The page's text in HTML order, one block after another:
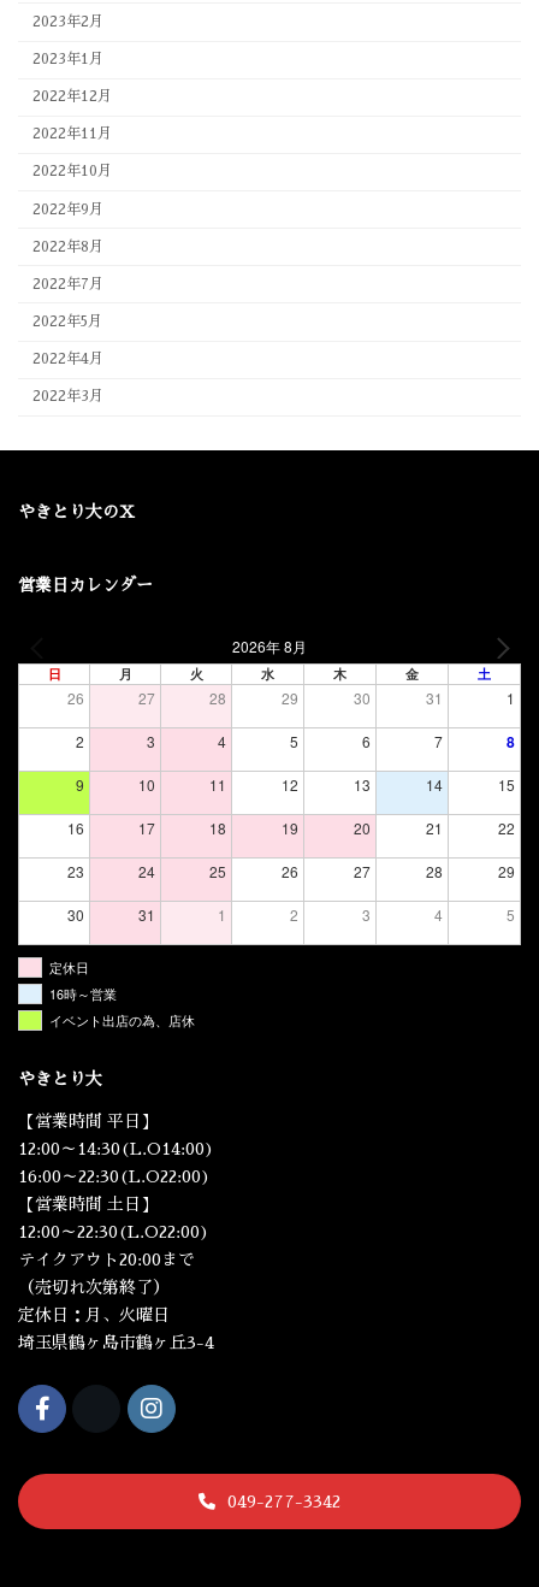
2023年2月
2023年1月
2022年12月
2022年11月
2022年10月
2022年9月
2022年8月
2022年7月
2022年5月
2022年4月
2022年3月
やきとり大のX
営業日カレンダー
2026年 8月
日 月 火 水 木 金 土
26 27 28 29 30 31 1
2 3 4 5 6 7 8
9 10 11 12 13 14 15
16 17 18 19 20 21 22
23 24 25 26 27 28 29
30 31 1 2 3 4 5
定休日
16時～営業
イベント出店の為、店休
やきとり大
【営業時間 平日】
12:00～14:30(L.O14:00)
16:00～22:30(L.O22:00)
【営業時間 土日】
12:00～22:30(L.O22:00)
テイクアウト20:00まで
（売切れ次第終了）
定休日：月、火曜日
埼玉県鶴ヶ島市鶴ヶ丘3-4
049-277-3342